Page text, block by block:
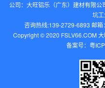
公司：大旺铝乐（广东）建材有限
坑
咨询热线:139-2729-6893 邮
Copyright © 2020 FSLV66.COM
备案号： 粤